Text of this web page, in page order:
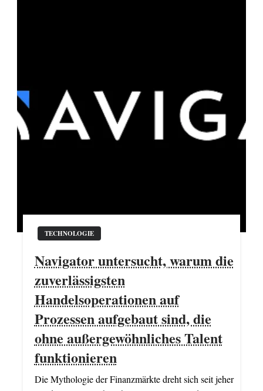
TECHNOLOGIE
Navigator untersucht, warum die
zuverlässigsten
Handelsoperationen auf
Prozessen aufgebaut sind, die
ohne außergewöhnliches Talent
funktionieren
Die Mythologie der Finanzmärkte dreht sich seit jeher